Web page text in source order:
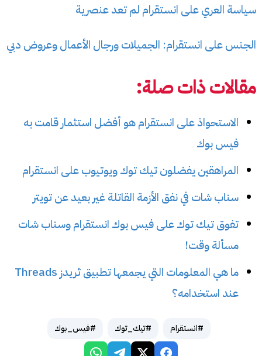
سياسة العري على انستقرام لم تعد عنصرية
الجنس على انستقرام: الجميلات ورجال الأعمال وعروض دبي
مقالات ذات صلة:
الاستحواذ على انستقرام هو أفضل استثمار قامت به
فيس بوك
المراهقين يفضلون تيك توك ويوتيوب على انستقرام
سناب شات في نفق الأزمة القاتلة غير بعيد عن تويتر
تفوق تيك توك على فيس بوك انستقرام وسناب شات
مسألة وقت!
ما هي المعلومات التي يجمعها تطبيق ثريدز Threads
عند استخدامه؟
#انستقرام #تيك_توك #فيس_بوك